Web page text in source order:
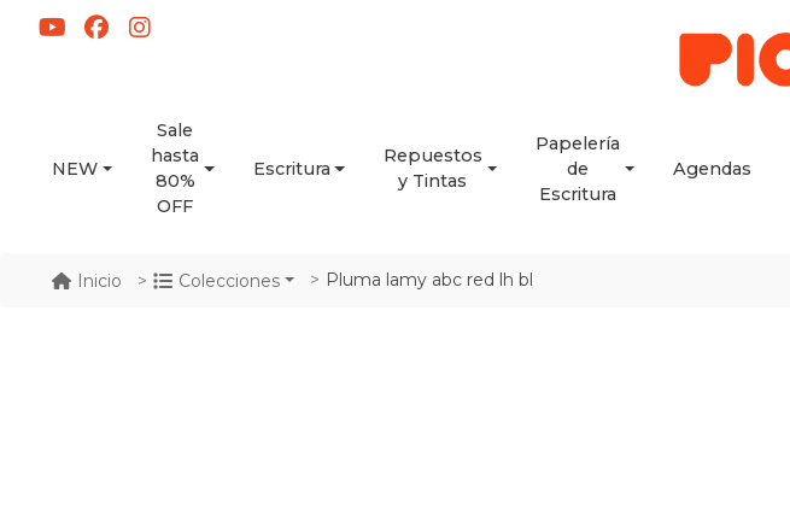
NEW
Sale
hasta
80%
OFF
Escritura
Repuestos
y Tintas
Papelería
de
Escritura
Agendas
Inicio Colecciones Pluma lamy abc red lh bl